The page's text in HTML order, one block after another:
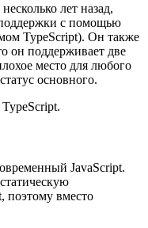
лет назад,
с помощью
TypeScript). Он также
он поддерживает две
место для любого
основного.
JavaScript.
поэтому вместо